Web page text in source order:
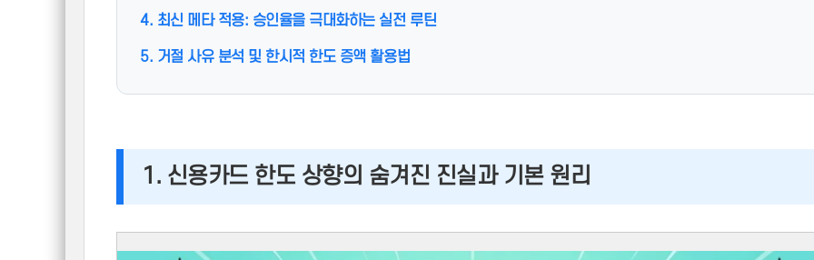
4. 최신 메타 적용: 승인율을 극대화하는 실전 루틴
5. 거절 사유 분석 및 한시적 한도 증액 활용법
1. 신용카드 한도 상향의 숨겨진 진실과 기본 원리